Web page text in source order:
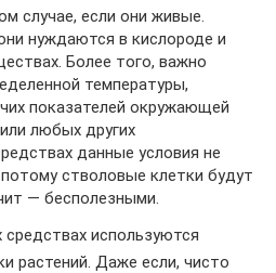
случае, если они живые.
нуждаются в кислороде и
Более того, важно
температуры,
показателей окружающей
любых других
данные условия не
стволовые клетки будут
— бесполезными.
средствах используются
растений. Даже если, чисто